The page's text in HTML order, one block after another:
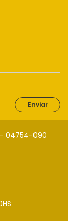
Enviar
04754-090